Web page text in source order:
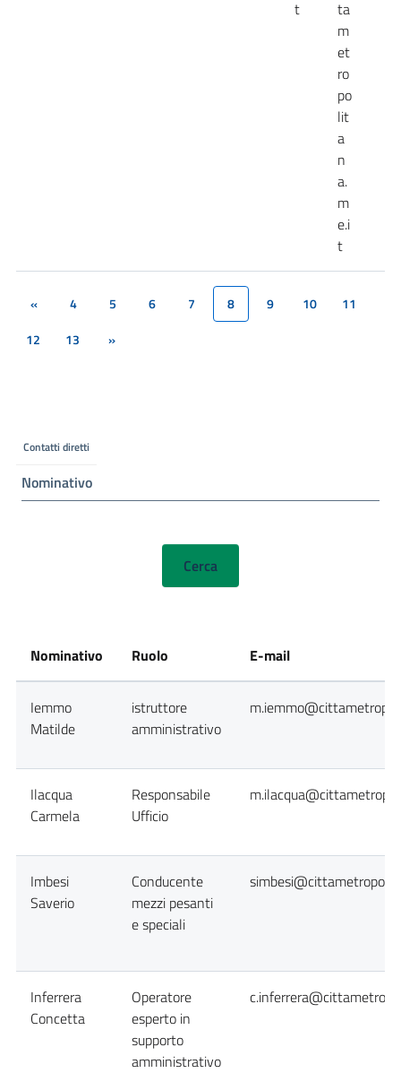
t
ta
m
et
ro
po
lit
a
n
a.
m
e.i
t
« 4 5 6 7 8(current)
9 10
11
12
13 »
Contatti diretti
Nominativo
Nominativo Ruolo E-mail
Iemmo
Matilde
istruttore
amministrativo
Ilacqua
Carmela
Responsabile
Ufficio
Imbesi
Saverio
Conducente
mezzi pesanti
e speciali
Inferrera
Concetta
Operatore
esperto in
supporto
amministrativo